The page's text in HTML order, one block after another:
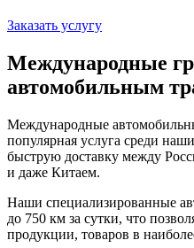
Заказать услугу
Международные
автомобильным
Международные
популярная услуга среди
быструю доставку между
и даже Китаем.
Наши специализированные
до 750 км за сутки, что
продукции, товаров в